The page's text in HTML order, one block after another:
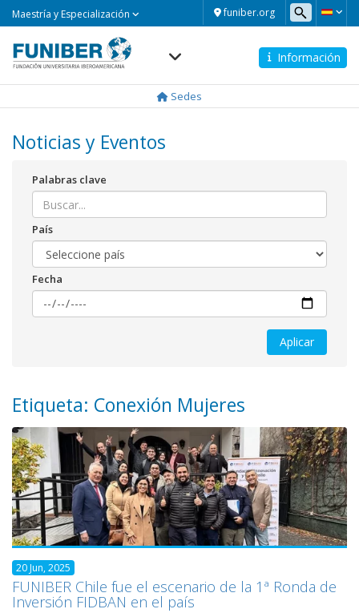
funiber.org
Maestría y Especialización
Información
Sedes
Noticias y Eventos
Palabras clave
País
Fecha
Etiqueta: Conexión Mujeres
20 Jun, 2025
FUNIBER Chile fue el escenario de la 1ª Ronda de
Inversión FIDBAN en el país